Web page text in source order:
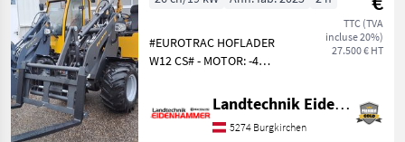
Eurotrac
TTC (TVA
incluse 20%)
27.500 € HT
#EUROTRAC HOFLADER
W12 CS# - MOTOR: -4
stufiger Fahrantrieb -der
extra Hydraulikkreislauf ist
Landtechnik Eidenhammer GmbH
5274 Burgkirchen